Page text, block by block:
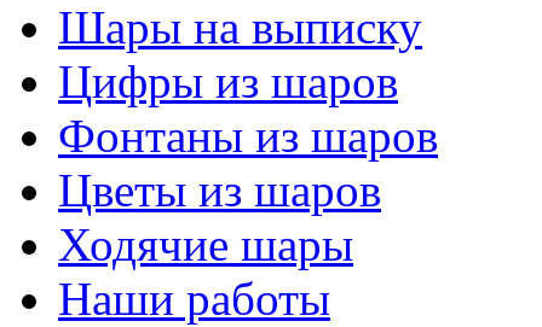
Шары на выписку
Цифры из шаров
Фонтаны из шаров
Цветы из шаров
Ходячие шары
Наши работы